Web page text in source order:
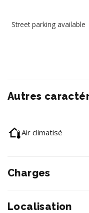
Street parking available
Autres
Air climatisé
Charges
Localisation